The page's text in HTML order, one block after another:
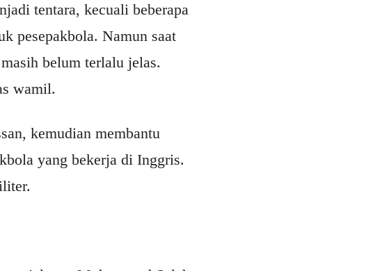
tentara, kecuali beberapa
pesepakbola. Namun saat
belum terlalu jelas.
wamil.
kemudian membantu
yang bekerja di Inggris.